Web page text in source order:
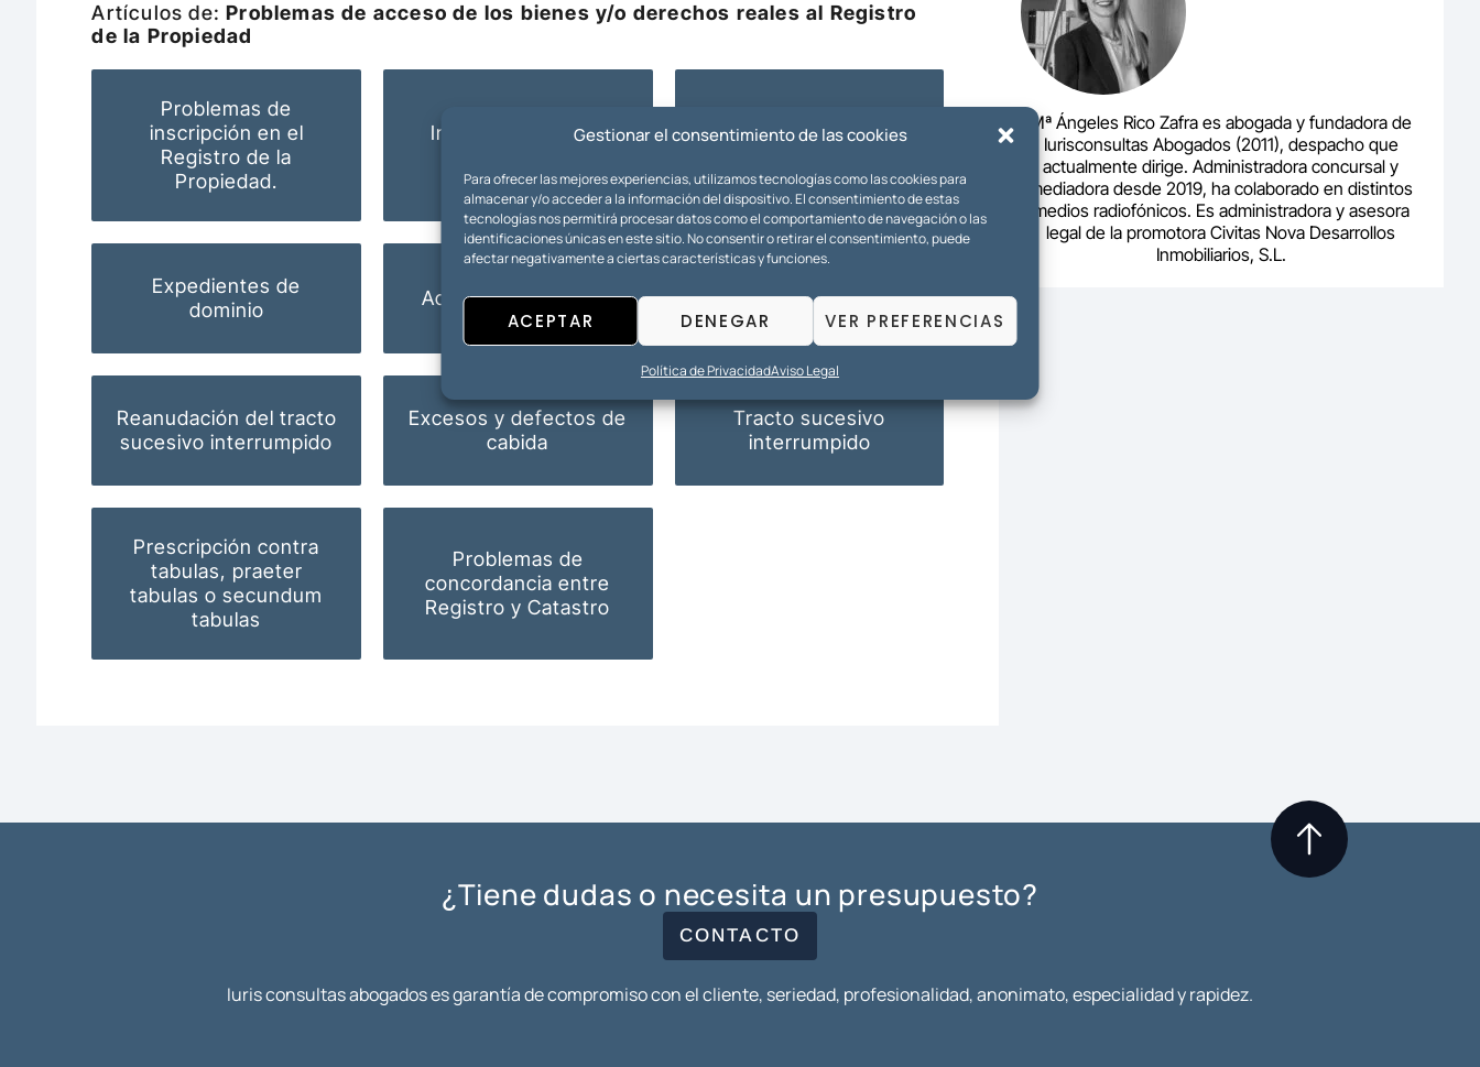
Gestionar el consentimiento de las cookies
Para ofrecer las mejores experiencias, utilizamos tecnologías como las cookies para
almacenar y/o acceder a la información del dispositivo. El consentimiento de estas
tecnologías nos permitirá procesar datos como el comportamiento de navegación o las
identificaciones únicas en este sitio. No consentir o retirar el consentimiento, puede
afectar negativamente a ciertas características y funciones.
ACEPTAR DENEGAR VER PREFERENCIAS
Política de PrivacidadAviso Legal
Artículos de:Problemas de acceso de los bienes y/o derechos reales al Registro
de la Propiedad
Problemas de
inscripción en el
Registro de la
Propiedad.
Inmatriculación de
Doble inmatriculación
Expedientes de
dominio
Actas de notoriedad
adquisitivo
Reanudación del tracto
sucesivo interrumpido
Excesos y defectos de
cabida
Tracto sucesivo
interrumpido
Prescripción contra
tabulas, praeter
tabulas o secundum
tabulas
Problemas de
concordancia entre
Registro y Catastro
Mª Ángeles Rico Zafra es abogada y fundadora de
Iurisconsultas Abogados (2011), despacho que
actualmente dirige. Administradora concursal y
mediadora desde 2019, ha colaborado en distintos
medios radiofónicos. Es administradora y asesora
legal de la promotora Civitas Nova Desarrollos
Inmobiliarios, S.L.
¿Tiene dudas o necesita un presupuesto?
CONTACTO
Iuris consultas abogados es garantía de compromiso con el cliente, seriedad, profesionalidad, anonimato, especialidad y rapidez.